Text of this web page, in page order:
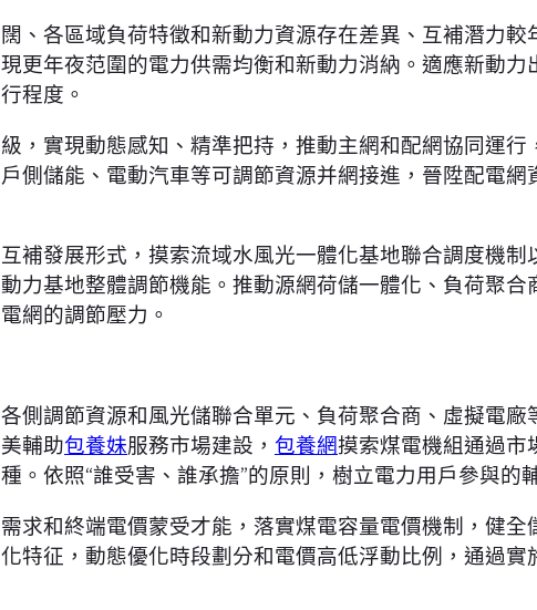
、各區域負荷特徵和新動力資源存在差異、互補潛力
更年夜范圍的電力供需均衡和新動力消納。適應新動力
程度。
，實現動態感知、精準把持，推動主網和配網協同運
側儲能、電動汽車等可調節資源并網接進，晉陞配電網
補發展形式，摸索流域水風光一體化基地聯合調度機
力基地整體調節機能。推動源網荷儲一體化、負荷聚
網的調節壓力。
側調節資源和風光儲聯合單元、負荷聚合商、虛擬電廠
輔助包養妹服務市場建設， 包養網摸索煤電機組通過市
依照“誰受害、誰承擔”的原則，樹立電力用戶參與的
求和終端電價蒙受才能，落實煤電容量電價機制，健
特征，動態優化時段劃分和電價高低浮動比例，通過實